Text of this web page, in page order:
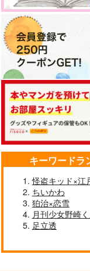
キーワードラ
怪盗キッド×江
ちいかわ
狛治×恋雪
月刊少女野崎
足立透